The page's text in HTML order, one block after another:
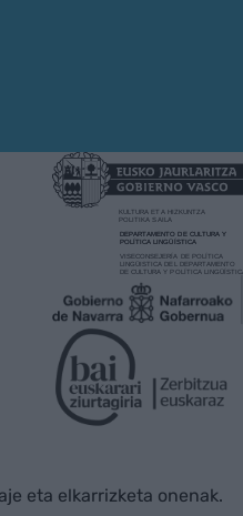
eta elkarrizketa onenak.